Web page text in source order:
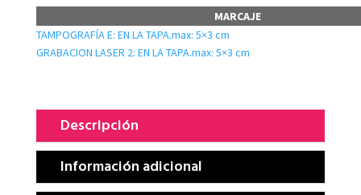
MARCAJE
TAMPOGRAFÍA E: EN LA TAPA.max: 5×3 cm
GRABACION LASER 2: EN LA TAPA.max: 5×3 cm
Descripción
Información adicional